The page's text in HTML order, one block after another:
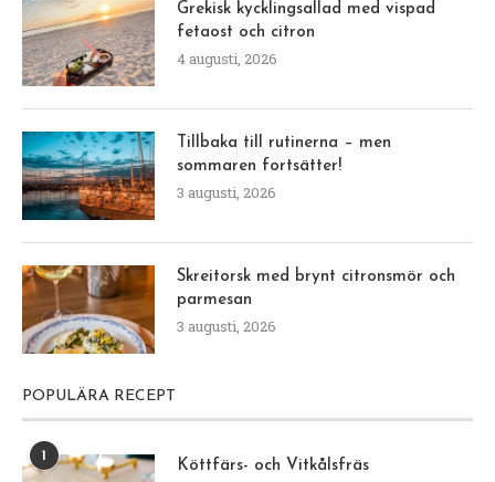
Grekisk kycklingsallad med vispad
fetaost och citron
4 augusti, 2026
Tillbaka till rutinerna – men
sommaren fortsätter!
3 augusti, 2026
Skreitorsk med brynt citronsmör och
parmesan
3 augusti, 2026
POPULÄRA RECEPT
1
Köttfärs- och Vitkålsfräs